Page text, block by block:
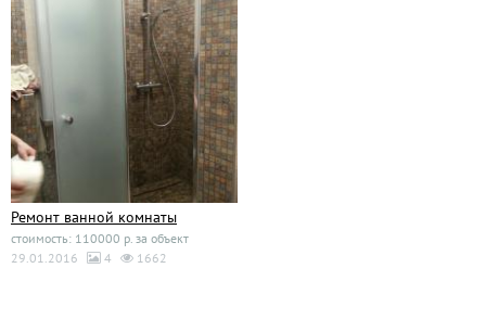
Ремонт ванной комнаты
стоимость: 110000 р. за объект
29.01.2016
4 1662